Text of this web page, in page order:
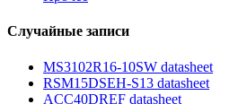
Случайные записи
MS3102R16-10SW datasheet
RSM15DSEH-S13 datasheet
ACC40DREF datasheet